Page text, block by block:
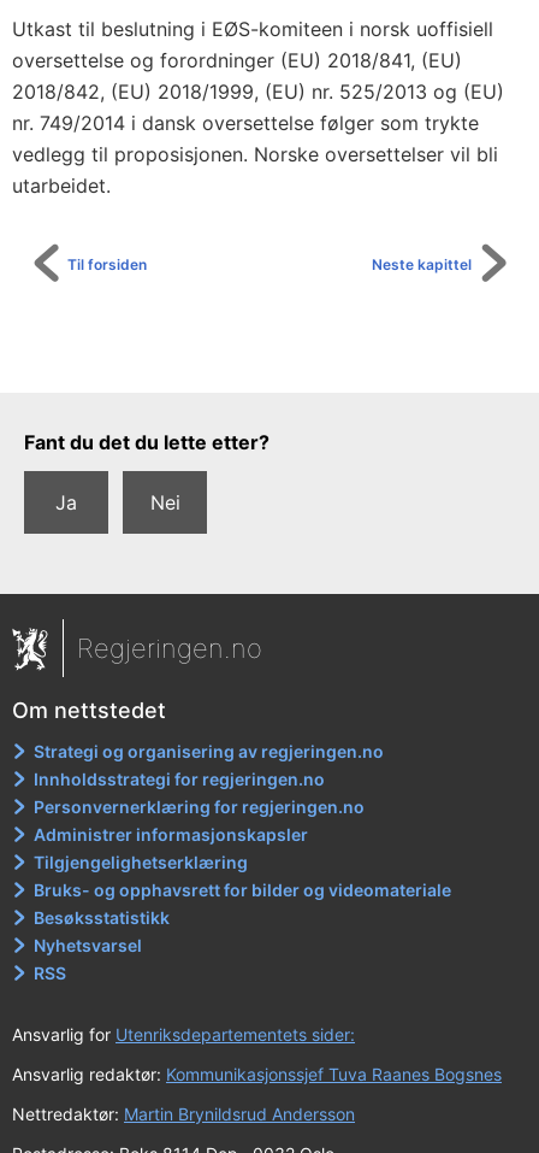
Utkast til beslutning i EØS-komiteen i norsk uoffisiell
oversettelse og forordninger (EU) 2018/841, (EU)
2018/842, (EU) 2018/1999, (EU) nr. 525/2013 og (EU)
nr. 749/2014 i dansk oversettelse følger som trykte
vedlegg til proposisjonen. Norske oversettelser vil bli
utarbeidet.
Neste kapittel
Til forsiden
Tilbakemeldingsskjema
Fant du det du lette etter?
Ja Nei
Regjeringen.no
Om nettstedet
Strategi og organisering av regjeringen.no
Innholdsstrategi for regjeringen.no
Personvernerklæring for regjeringen.no
Administrer informasjonskapsler
Tilgjengelighetserklæring
Bruks- og opphavsrett for bilder og videomateriale
Besøksstatistikk
Nyhetsvarsel
RSS
Ansvarlig for Utenriksdepartementets sider:
Ansvarlig redaktør: Kommunikasjonssjef Tuva Raanes Bogsnes
Nettredaktør: Martin Brynildsrud Andersson